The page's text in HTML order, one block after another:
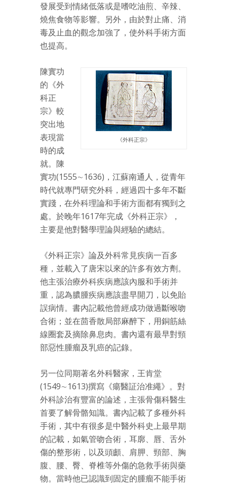
發展受到情緒低落或是嗜吃油煎、辛辣、
燒焦食物等影響。另外，由於對止痛、消
毒及止血的觀念加強了，使外科手術方面
也提高。
《外科正宗》
陳實功
的《外
科正
宗》較
突出地
表現當
時的成
就。陳
實功(1555∼1636)，江蘇南通人，從青年
時代就專門研究外科，經過四十多年不斷
實踐，在外科理論和手術方面都有獨到之
處。於晚年1617年完成《外科正宗》，
主要是他對醫學理論與經驗的總結。
《外科正宗》論及外科常見疾病一百多
種，並載入了唐宋以來的許多有效方劑。
他主張治療外科疾病應該內服和手術并
重，認為膿腫疾病應該盡早開刀，以免貽
誤病情。書內記載他曾經成功做過斷喉吻
合術；並在茴香散局部麻醉下，用銅筋絲
線圈套及摘除鼻息肉。書內還有最早對頸
部惡性腫瘤及乳癌的記錄。
另一位同期著名外科醫家，王肯堂
(1549∼1613)撰寫《瘍醫証治准繩》。對
外科診治有豐富的論述，主張骨傷科醫生
首要了解骨骼知識。書內記載了多種外科
手術，其中有很多是中醫外科史上最早期
的記載，如氣管吻合術，耳廓、唇、舌外
傷的整形術，以及頭顱、肩胛、頸部、胸
腹、腰、臀、脊椎等外傷的急救手術與藥
物。當時他已認識到固定的腫瘤不能手術